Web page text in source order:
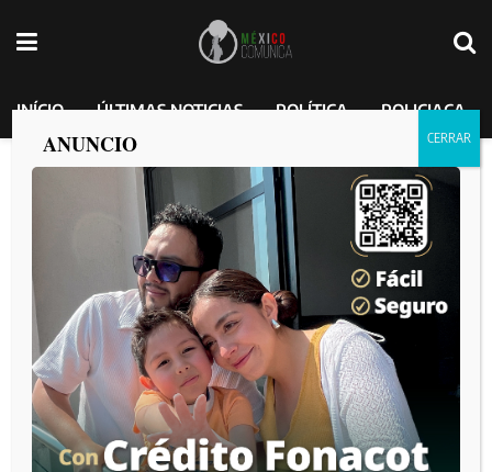
INÍCIO ÚLTIMAS NOTICIAS POLÍTICA POLICIACA
Selección Mexicana anuncia la lista
oficial para el Mundial 2026
por MEXICO COMUNICA 2026-06-01
ANUNCIO